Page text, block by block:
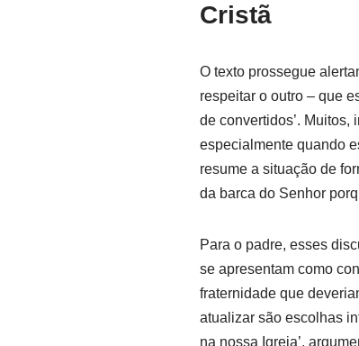
Cristã
O texto prossegue
respeitar o outro – que
de convertidos’.
especialmente quando
resume a situação de
da barca do Senhor
Para o padre, esses
se apresentam como
fraternidade que
atualizar são escolhas
na nossa Igreja’,